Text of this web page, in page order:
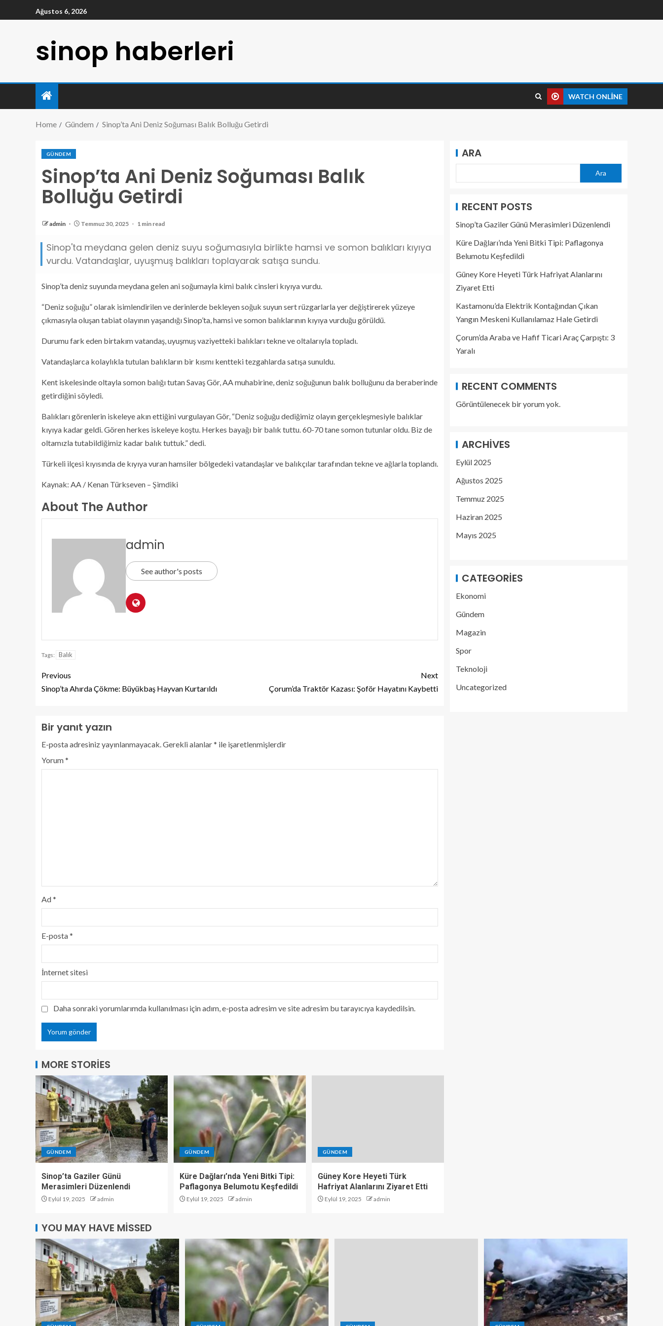
Ağustos 6, 2026
sinop haberleri
WATCH ONLINE
Home Gündem Sinop’ta Ani Deniz Soğuması Balık Bolluğu Getirdi
GÜNDEM
Sinop’ta Ani Deniz Soğuması Balık
Bolluğu Getirdi
admin Temmuz 30, 2025 1 min read
Sinop'ta meydana gelen deniz suyu soğumasıyla birlikte hamsi ve somon balıkları kıyıya
vurdu. Vatandaşlar, uyuşmuş balıkları toplayarak satışa sundu.
Sinop’ta deniz suyunda meydana gelen ani soğumayla kimi balık cinsleri kıyıya vurdu.
“Deniz soğuğu” olarak isimlendirilen ve derinlerde bekleyen soğuk suyun sert rüzgarlarla yer değiştirerek yüzeye
çıkmasıyla oluşan tabiat olayının yaşandığı Sinop’ta, hamsi ve somon balıklarının kıyıya vurduğu görüldü.
Durumu fark eden birtakım vatandaş, uyuşmuş vaziyetteki balıkları tekne ve oltalarıyla topladı.
Vatandaşlarca kolaylıkla tutulan balıkların bir kısmı kentteki tezgahlarda satışa sunuldu.
Kent iskelesinde oltayla somon balığı tutan Savaş Gör, AA muhabirine, deniz soğuğunun balık bolluğunu da beraberinde
getirdiğini söyledi.
Balıkları görenlerin iskeleye akın ettiğini vurgulayan Gör, “Deniz soğuğu dediğimiz olayın gerçekleşmesiyle balıklar
kıyıya kadar geldi. Gören herkes iskeleye koştu. Herkes bayağı bir balık tuttu. 60-70 tane somon tutunlar oldu. Biz de
oltamızla tutabildiğimiz kadar balık tuttuk.” dedi.
Türkeli ilçesi kıyısında de kıyıya vuran hamsiler bölgedeki vatandaşlar ve balıkçılar tarafından tekne ve ağlarla toplandı.
Kaynak: AA / Kenan Türkseven – Şimdiki
About The Author
admin
See author's posts
Tags: Balık
Previous
Sinop’ta Ahırda Çökme: Büyükbaş Hayvan Kurtarıldı
Next
Çorum’da Traktör Kazası: Şoför Hayatını Kaybetti
Bir yanıt yazın
E-posta adresiniz yayınlanmayacak.Gerekli alanlar* ile işaretlenmişlerdir
Yorum*
Ad*
E-posta*
İnternet sitesi
Daha sonraki yorumlarımda kullanılması için adım, e-posta adresim ve site adresim bu tarayıcıya kaydedilsin.
MORE STORIES
GÜNDEM
Sinop’ta Gaziler Günü
Merasimleri Düzenlendi
Eylül 19, 2025 admin
GÜNDEM
Küre Dağları’nda Yeni Bitki Tipi:
Paflagonya Belumotu Keşfedildi
Eylül 19, 2025 admin
GÜNDEM
Güney Kore Heyeti Türk
Hafriyat Alanlarını Ziyaret Etti
Eylül 19, 2025 admin
ARA
Ara
RECENT POSTS
Sinop’ta Gaziler Günü Merasimleri Düzenlendi
Küre Dağları’nda Yeni Bitki Tipi: Paflagonya
Belumotu Keşfedildi
Güney Kore Heyeti Türk Hafriyat Alanlarını
Ziyaret Etti
Kastamonu’da Elektrik Kontağından Çıkan
Yangın Meskeni Kullanılamaz Hale Getirdi
Çorum’da Araba ve Hafif Ticari Araç Çarpıştı: 3
Yaralı
RECENT COMMENTS
Görüntülenecek bir yorum yok.
ARCHIVES
Eylül 2025
Ağustos 2025
Temmuz 2025
Haziran 2025
Mayıs 2025
CATEGORIES
Ekonomi
Gündem
Magazin
Spor
Teknoloji
Uncategorized
YOU MAY HAVE MISSED